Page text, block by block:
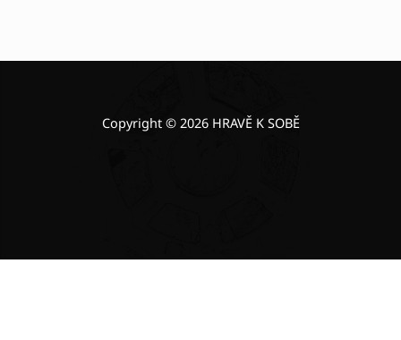
Copyright © 2026 HRAVĚ K SOBĚ